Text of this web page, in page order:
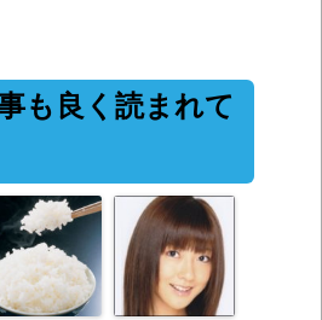
も良く読まれて